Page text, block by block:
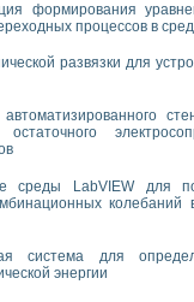
формирования
процессов в
развязки для
автоматизированного
остаточного
среды LabVIEW для
колебаний
система для
энергии